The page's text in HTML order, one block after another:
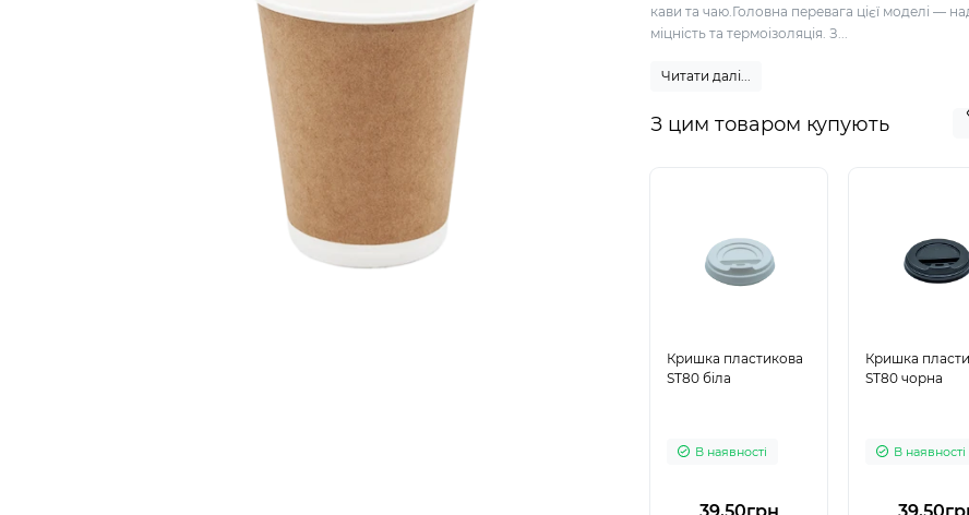
кави та чаю.Головна перевага цієї моделі —
міцність та термоізоляція. З...
Читати далі...
З цим товаром купують
Кришка пластикова
ST80 біла
В наявності
Кришка
ST80 чорна
В наявності